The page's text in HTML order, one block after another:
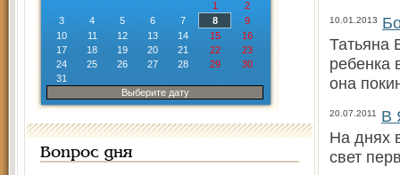
1
2
3
4 5 6 7 8
9
10
11 12 13 14 15
16
17
18 19 20 21 22
23
24
25 26 27 28 29
30
31
Выберите дату
Вопрос дня
10.01.2013
Татьяна
ребенка
она
20.07.2011
В
На днях
свет